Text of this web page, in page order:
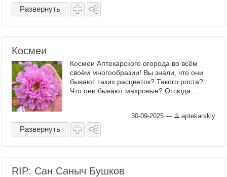
Развернуть
Космеи
Космеи Аптекарского огорода во всём
своём многообразии! Вы знали, что они
бывают таких расцветок? Такого роста?
Что они бывают махровые? Отсюда: ...
30-09-2025 — aptekarskiy
Развернуть
RIP: Сан Саныч Бушков